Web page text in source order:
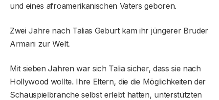
und eines afroamerikanischen Vaters geboren.
Zwei Jahre nach Talias Geburt kam ihr jüngerer Bruder
Armani zur Welt.
Mit sieben Jahren war sich Talia sicher, dass sie nach
Hollywood wollte. Ihre Eltern, die die Möglichkeiten der
Schauspielbranche selbst erlebt hatten, unterstützten